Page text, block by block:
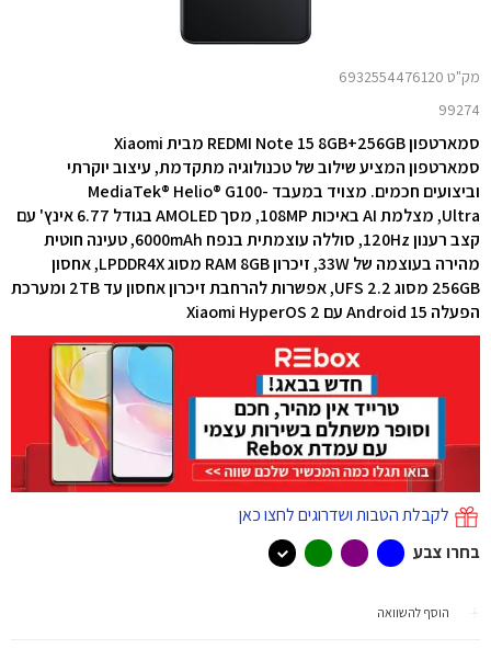
מק"ט 6932554476120
99274
סמארטפון REDMI Note 15 8GB+256GB מבית Xiaomi
סמארטפון המציע שילוב שלטכנולוגיה מתקדמת, עיצוב יוקרתי
וביצועים חכמים. מצויד ב
מעבד MediaTek® Helio® G100-
Ultra, מצלמת AI באיכות 108MP, מסך AMOLED בגודל ‎6.77‎ אינץ' עם
קצב רענון ‎120Hz‎, סוללה עוצמתית בנפח ‎6000mAh‎, טעינה חוטית
מהירה בעוצמה של ‎33W‎, זיכרון RAM ‎8GB‎ מסוג ‎LPDDR4X‎, אחסון
‎256GB‎ מסוג ‎UFS 2.2‎, אפשרות להרחבת זיכרון אחסון עד 2TB ומערכת
הפעלה ‎Android 15‎ עם ‎Xiaomi HyperOS 2‎
לקבלת הטבות ושדרוגים לחצו כאן
בחרו צבע
הוסף להשוואה